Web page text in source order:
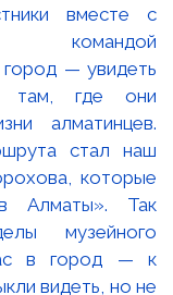
вместе с
и командой
город — увидеть
там, где они
алматинцев.
стал наш
которые
Алматы». Так
музейного
в город — к
видеть, но не